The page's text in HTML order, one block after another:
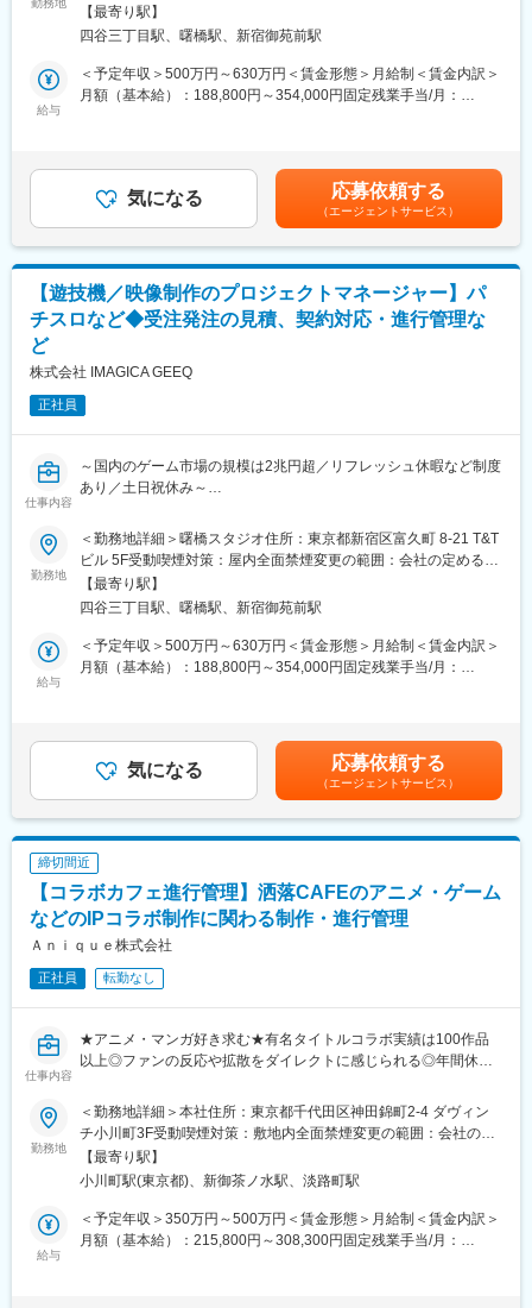
■働き方
ることができます。リフレッシュ休暇以外にも夏季休暇、年末年
始休暇などの連続休暇の制度があります。有休取得率は70％を超
の演出説明、受注先、発注先、社内の窓口等、幅広い業務をお願
いします。
経験に応じて遊技機ディレクター業務もおまかせいたします。
チャットツール：Chatwork、Slack、Teams
※いずれもプロジェクトによります。またChatGPTやStable
DiffusionなどのAIツールも状況に応じて使用可能です。
GM1名 AM1名 M1名 C1名 メンバー7名前後
■部署について
です。
ぶ”可愛さ＆かっこよさ”」を日々追求し、デザイン提案を行ってお
ります。
しております。
【スキル向上の取り組み】
当スタジオでは、デザイン＆イラストスキルを伸ばすための環境
「チームデイリー通話（オンライン）」
「スキルを共有し合う勉強会の開催（オンライン）」
【リモートワーク制度の導入】
当スタジオではリモートワーク制度（在宅勤務）を実施しており
ます。
※入社後のOJT期間には一定の出社期間有り。先輩デザイナーが対
面で丁寧に指導いたしますので、業界経験が浅く不安な方も安心
して就業いただけます。
■働き方
原則として勤続3年で3日間、勤続5年で5日間、連続して休暇を取
ることができます。リフレッシュ休暇以外にも夏季休暇、年末年
始休暇などの連続休暇の制度があります。有休取得率は70％を超
えており、気兼ねなく休みを取れる職場です。
変更の範囲：会社の定める業務
勤務地 業所（リモートワーク含む）
【最寄り駅】
四谷三丁目駅、曙橋駅、新宿御苑前駅
給与
＜予定年収＞500万円～630万円＜賃金形態＞月給制＜賃金内訳＞
月額（基本給）：188,800円～354,000円固定残業手当/月：
支給対象の場合、想定年収（理論年収）には理論賞与を含める※給
与レンジは目安です。スキル・ご経験により優遇させて頂きま
す。■賞与：あり■昇給：あり賃金はあくまでも目安の金額であ
り、選考を通じて上下する可能性があります。月給(月額)は固定手
当を含めた表記です。
気になる 応募依頼する
（エージェントサービス）
【遊技機／映像制作のプロジェクトマネージャー】パ
チスロなど◆受注発注の見積、契約対応・進行管理な
ど
株式会社 IMAGICA GEEQ
正社員
仕事内容
～国内のゲーム市場の規模は2兆円超／リフレッシュ休暇など制度
あり／土日祝休み～
■業務内容
遊技機（ぱちんこ・パチスロ）映像制作のプロジェクトマネージ
ャーとして
・受注発注の見積、契約対応
・受注先発注先の折衝
・社内社外アサイン確保、調整（外注確保も含む）
・プロジェクトの損益確保
・オフィスツール：Google Workspace、Microsoft Office
・タスク管理ツール：Redmine
・チャットツール：Chatwork、Slack、Teams
■組織構成
GM1名 AM1名 M1名 C4名 メンバー30名前後
■部署について
です。
【在籍デザイナーの技術力】
当スタジオのデザイナーはお客様の期待を超えるため「誰もが喜
ります。
クライアントからは高い評価をいただいており、現在依頼が増加
しております。
当スタジオでは、デザイン＆イラストスキルを伸ばすための環境
を整えております。
勤務地
＜勤務地詳細＞曙橋スタジオ住所：東京都新宿区富久町 8-21 T&T
ビル 5F受動喫煙対策：屋内全面禁煙変更の範囲：会社の定める事
業所（リモートワーク含む）
【最寄り駅】
四谷三丁目駅、曙橋駅、新宿御苑前駅
給与
＜予定年収＞500万円～630万円＜賃金形態＞月給制＜賃金内訳＞
月額（基本給）：188,800円～354,000円固定残業手当/月：
支給対象の場合、想定年収（理論年収）には理論賞与を含める※給
与レンジは目安です。スキル・ご経験により優遇させて頂きま
す。■賞与：あり■昇給：あり賃金はあくまでも目安の金額であ
り、選考を通じて上下する可能性があります。月給(月額)は固定手
当を含めた表記です。
気になる 応募依頼する
（エージェントサービス）
締切間近
【コラボカフェ進行管理】洒落CAFEのアニメ・ゲーム
などのIPコラボ制作に関わる制作・進行管理
Ａｎｉｑｕｅ株式会社
正社員 転勤なし
仕事内容
★アニメ・マンガ好き求む★有名タイトルコラボ実績は100作品
以上◎ファンの反応や拡散をダイレクトに感じられる◎年間休日
◆仕事内容
Aniqueは、グッズ・カフェ・催事など多様な形でIPの世界観を表
現するエンタメ企業です。
本ポジションでは、新規事業であるコラボカフェ「洒落CAFE」に
おいて、各IPとのコラボレーション案件を成功に導くための進行
管理を担っていただきます。
勤務地
＜勤務地詳細＞本社住所：東京都千代田区神田錦町2-4 ダヴィン
チ小川町3F受動喫煙対策：敷地内全面禁煙変更の範囲：会社の定
める事業所
【最寄り駅】
小川町駅(東京都)、新御茶ノ水駅、淡路町駅
給与
＜予定年収＞350万円～500万円＜賃金形態＞月給制＜賃金内訳＞
月額（基本給）：215,800円～308,300円固定残業手当/月：